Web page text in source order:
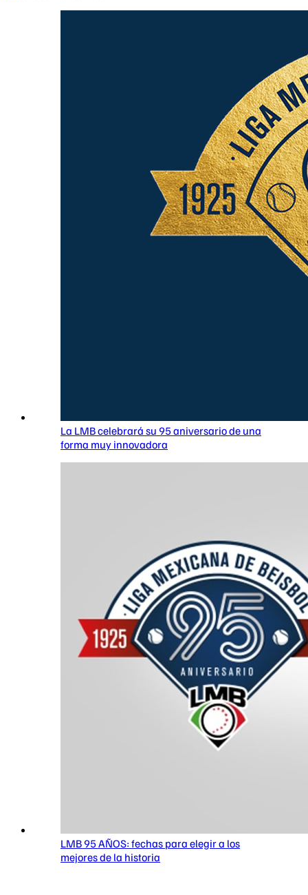
La LMB celebrará su 95 aniversario de una
forma muy innovadora
LMB 95 AÑOS: fechas para elegir a los
mejores de la historia